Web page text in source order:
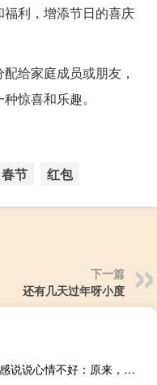
利，增添节日的喜庆
给家庭成员或朋友，
惊喜和乐趣。
春节 红包
下一篇
还有几天过年呀小度
伤感说说心情不好：原来，不回复你信息的人，还可以更新动态